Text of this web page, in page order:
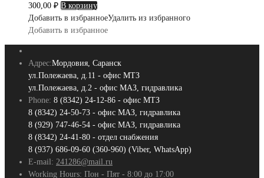
300,00 ₽ В корзину
Добавить в избранноеУдалить из избранного
Добавить в избранное
Адрес:Мордовия, Саранск
ул.Полежаева, д.11 - офис МТЗ
ул.Полежаева, д.2 - офис МАЗ, гидравлика
Phone: 8 (8342) 24-12-86 - офис МТЗ
8 (8342) 24-50-73 - офис МАЗ, гидравлика
8 (929) 747-46-54 - офис МАЗ, гидравлика
8 (8342) 24-41-80 - отдел снабжения
8 (937) 686-09-60 (360-960) (Viber, WhatsApp)
E-mail: 241286@mail.ru
Working Hours: Пон - Пят - 8:00 до 17:00